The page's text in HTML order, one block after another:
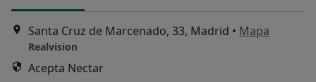
Santa Cruz de Marcenado, 33, Madrid • Mapa
Realvision
Acepta Nectar